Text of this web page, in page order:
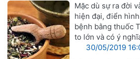
Mặc dù sự ra đời
hiện đại, điển
bệnh bằng thuốc
to lớn và có ý
30/05/2019